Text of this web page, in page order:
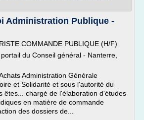
Administration Publique -
COMMANDE PUBLIQUE (H/F)
du Conseil général - Nanterre,
Administration Générale
et Solidarité et sous l'autorité du
êtes... chargé de l'élaboration d'études
en matière de commande
des dossiers de...